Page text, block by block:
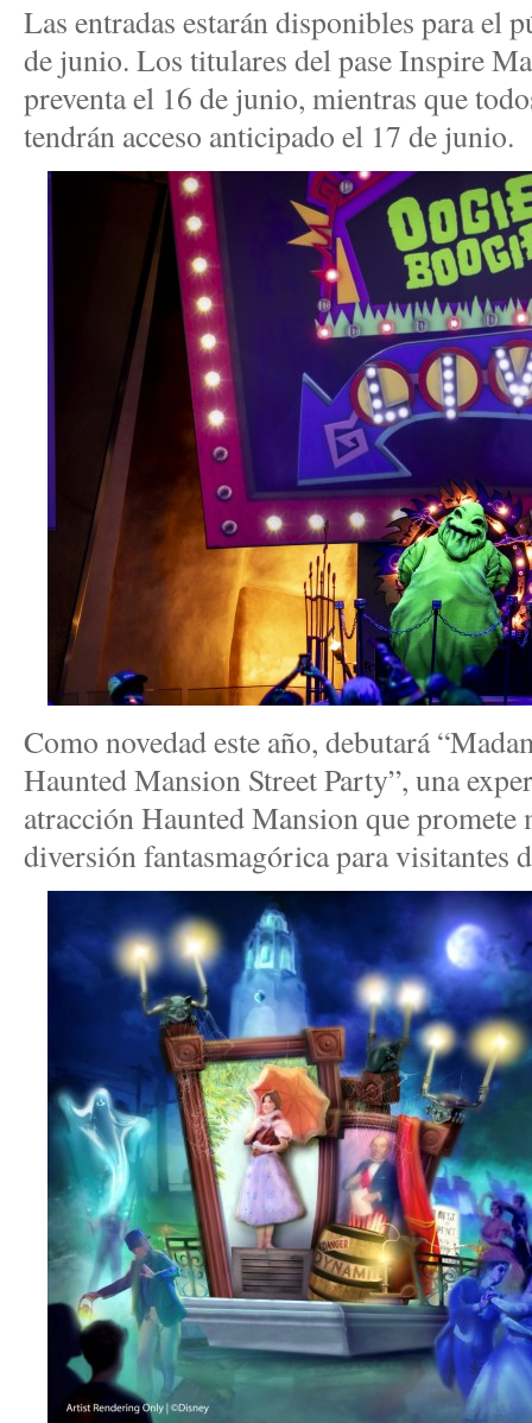
Las entradas estarán disponibles para el
de junio. Los titulares del pase Inspire
preventa el 16 de junio, mientras que
tendrán acceso anticipado el 17 de junio.
Como novedad este año, debutará
Haunted Mansion Street Party”, una
atracción Haunted Mansion que
diversión fantasmagórica para visitantes